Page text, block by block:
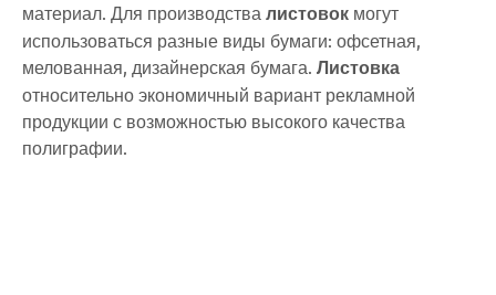
материал. Для производства листовок могут
использоваться разные виды бумаги: офсетная,
мелованная, дизайнерская бумага. Листовка
относительно экономичный вариант рекламной
продукции с возможностью высокого качества
полиграфии.